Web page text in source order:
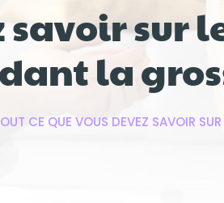
savoir sur
la
CE QUE VOUS DEVEZ SAVOIR